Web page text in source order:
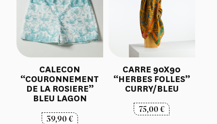
CALECON
“COURONNEMENT
DE LA ROSIERE”
BLEU LAGON
39,90€
CARRE 90X90
“HERBES FOLLES”
CURRY/BLEU
75,00€